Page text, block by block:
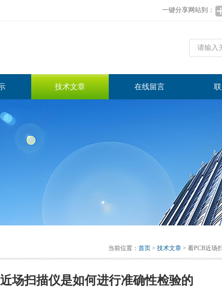
一键分享网站到：
技术文章 在线留言
当前位置： 首页 > 技术文章 > 看PCB近场
场扫描仪是如何进行准确性检验的